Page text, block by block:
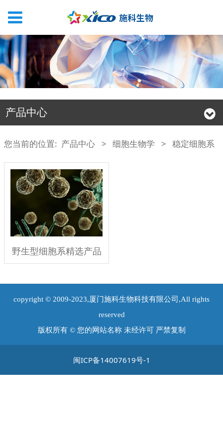
产品中心
您当前的位置: 产品中心 > 细胞生物学 > 稳定细胞系
野生型细胞系精选产品
copyright © 2009-2023,厦门施科生物科技有限公司,All rights
reserved
版权所有 © 您的网站名称 未经许可 严禁复制
闽ICP备14007619号-1